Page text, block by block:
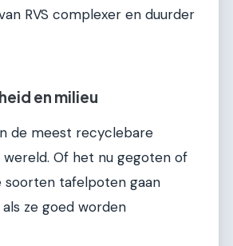
RVS complexer en duurder
en milieu
de meest recyclebare
Of het nu gegoten of
soorten tafelpoten gaan
ze goed worden